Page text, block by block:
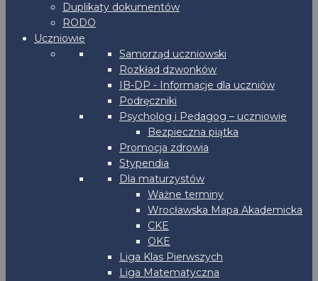
Duplikaty dokumentów
RODO
Uczniowie
Samorząd uczniowski
Rozkład dzwonków
IB-DP - Informacje dla uczniów
Podręczniki
Psycholog i Pedagog – uczniowie
Bezpieczna piątka
Promocja zdrowia
Stypendia
Dla maturzystów
Ważne terminy
Wrocławska Mapa Akademicka
CKE
OKE
Liga Klas Pierwszych
Liga Matematyczna